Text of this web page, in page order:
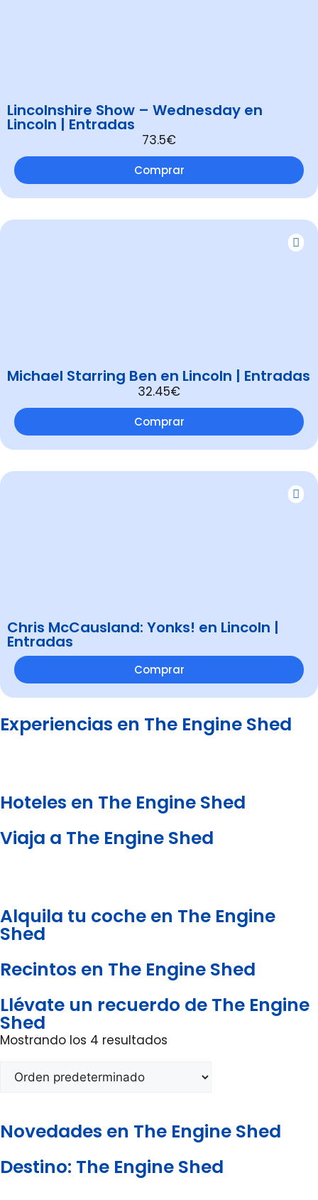
Lincolnshire Show – Wednesday en
Lincoln | Entradas
73.5€
Comprar
Michael Starring Ben en Lincoln | Entradas
32.45€
Comprar
Chris McCausland: Yonks! en Lincoln |
Entradas
Comprar
Experiencias en The Engine Shed
Hoteles en The Engine Shed
Viaja a The Engine Shed
Alquila tu coche en The Engine
Shed
Recintos en The Engine Shed
Llévate un recuerdo de The Engine
Shed
Mostrando los 4 resultados
Novedades en The Engine Shed
Destino: The Engine Shed